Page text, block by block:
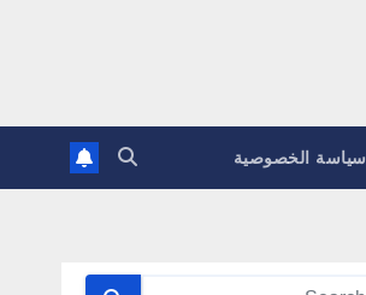
سياسة الخصوصية